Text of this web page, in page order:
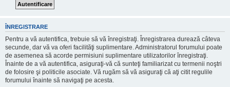
ÎNREGISTRARE
Pentru a vă autentifica, trebuie să vă înregistraţi. Înregistrarea durează câteva
secunde, dar vă va oferi facilităţi suplimentare. Administratorul forumului poate
de asemenea să acorde permisiuni suplimentare utilizatorilor înregistraţi.
Înainte de a vă autentifica, asiguraţi-vă că sunteţi familiarizat cu termenii noştri
de folosire şi politicile asociate. Vă rugăm să vă asiguraţi că aţi citit regulile
forumului înainte să navigaţi pe acesta.